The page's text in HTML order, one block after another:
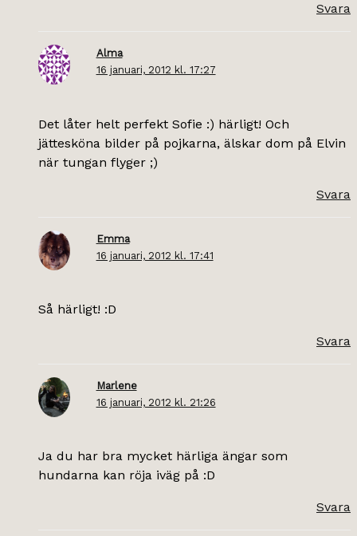
Svara
Alma
16 januari, 2012 kl. 17:27
Det låter helt perfekt Sofie :) härligt! Och
jättesköna bilder på pojkarna, älskar dom på Elvin
när tungan flyger ;)
Svara
Emma
16 januari, 2012 kl. 17:41
Så härligt! :D
Svara
Marlene
16 januari, 2012 kl. 21:26
Ja du har bra mycket härliga ängar som
hundarna kan röja iväg på :D
Svara